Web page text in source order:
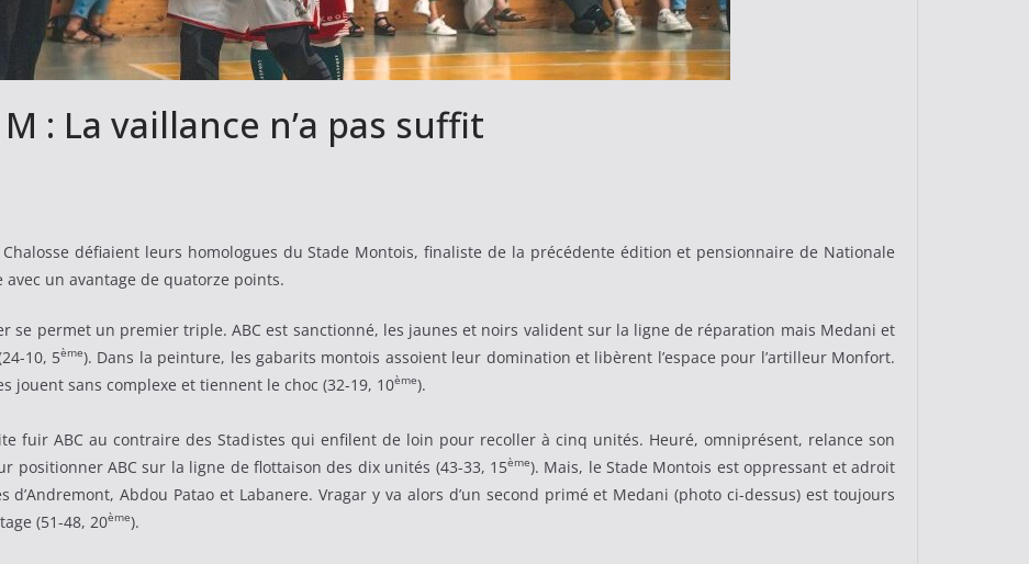
: La vaillance n’a pas suffit
Chalosse défiaient leurs homologues du Stade Montois, finaliste de la précédente édition et pensionnaire de Nationale
un avantage de quatorze points.
se permet un premier triple. ABC est sanctionné, les jaunes et noirs valident sur la ligne de réparation mais Medani et
10, 5ème). Dans la peinture, les gabarits montois assoient leur domination et libèrent l’espace pour l’artilleur Monfort.
jouent sans complexe et tiennent le choc (32-19, 10ème).
fuir ABC au contraire des Stadistes qui enfilent de loin pour recoller à cinq unités. Heuré, omniprésent, relance son
positionner ABC sur la ligne de flottaison des dix unités (43-33, 15ème). Mais, le Stade Montois est oppressant et adroit
d’Andremont, Abdou Patao et Labanere. Vragar y va alors d’un second primé et Medani (photo ci-dessus) est toujours
(51-48, 20ème).